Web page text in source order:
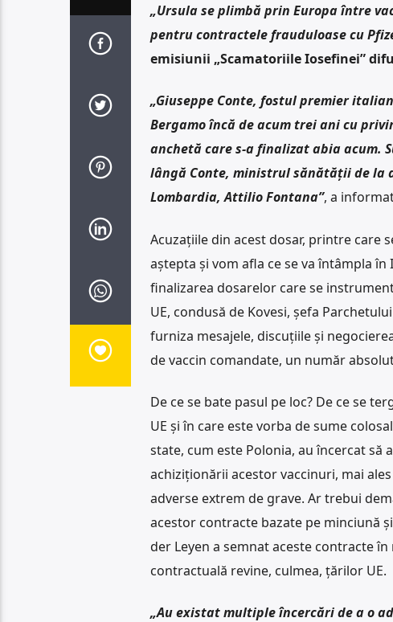
„Ursula se plimbă prin Europa între
pentru contractele frauduloase cu
emisiunii „Scamatoriile Iosefinei”
„Giuseppe Conte, fostul premier
Bergamo încă de acum trei ani cu
anchetă care s-a finalizat abia acum.
lângă Conte, ministrul sănătăţii de la
Lombardia, Attilio Fontana”, a
Acuzațiile din acest dosar, printre care
aștepta și vom afla ce se va întâmpla
finalizarea dosarelor care se
UE, condusă de Kovesi, șefa
furniza mesajele, discuțiile și
de vaccin comandate, un număr
De ce se bate pasul pe loc? De ce se
UE și în care este vorba de sume
state, cum este Polonia, au încercat să
achiziționării acestor vaccinuri, mai
adverse extrem de grave. Ar trebui
acestor contracte bazate pe minciună
der Leyen a semnat aceste contracte
contractuală revine, culmea, țărilor UE.
„Au existat multiple încercări de a o